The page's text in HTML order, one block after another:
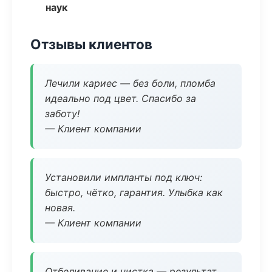
наук
Отзывы клиентов
Лечили кариес — без боли, пломба
идеально под цвет. Спасибо за
заботу!
— Клиент компании
Установили импланты под ключ:
быстро, чётко, гарантия. Улыбка как
новая.
— Клиент компании